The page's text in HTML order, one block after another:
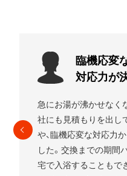
お願い
良かっ
エコキュートを使
したいことをお伝
れました。高いも
と少し心配でした
良かったです。笑